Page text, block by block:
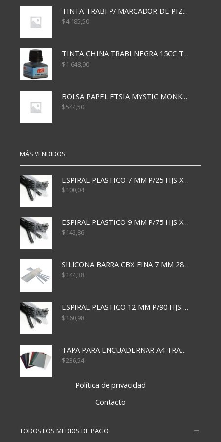
TINTA TRABI P/ MARCADOR DE PIZARRA x30ml ROJO
$4.185,50
TINTA CHINA TRABI NEGRA 15CC TR3460
$1.648,90
BOLSA PAPEL FTSIA MYSTIC MONKEY 14/08/20
$544,50
MÁS VENDIDOS
ESPIRAL PLASTICO 7 MM P/25 HJS X50x3000
$100,04
ESPIRAL PLASTICO 9 MM P/75 HJS X50X2400
$143,86
SILICONA BARRA CBX FINA 7 MM 28 CM
$144,38
ESPIRAL PLASTICO 12 MM P/90 HJS X50X1500
$160,98
TAPA PARA ENCUADERNAR A4 TRANSP x50x500
$236,54
Política de privacidad
Contacto
TODOS LOS MEDIOS DE PAGO